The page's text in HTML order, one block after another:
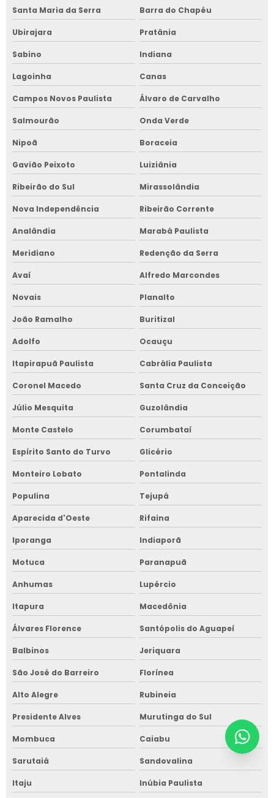
Santa Maria da Serra Barra do Chapéu
Ubirajara Pratânia
Sabino Indiana
Lagoinha Canas
Campos Novos Paulista Álvaro de Carvalho
Salmourão Onda Verde
Nipoã Boraceia
Gavião Peixoto Luiziânia
Ribeirão do Sul Mirassolândia
Nova Independência Ribeirão Corrente
Analândia Marabá Paulista
Meridiano Redenção da Serra
Avaí Alfredo Marcondes
Novais Planalto
João Ramalho Buritizal
Adolfo Ocauçu
Itapirapuã Paulista Cabrália Paulista
Coronel Macedo Santa Cruz da Conceição
Júlio Mesquita Guzolândia
Monte Castelo Corumbataí
Espírito Santo do Turvo Glicério
Monteiro Lobato Pontalinda
Populina Tejupá
Aparecida d'Oeste Rifaina
Iporanga Indiaporã
Motuca Paranapuã
Anhumas Lupércio
Itapura Macedônia
Álvares Florence Santópolis do Aguapeí
Balbinos Jeriquara
São José do Barreiro Florínea
Alto Alegre Rubineia
Presidente Alves Murutinga do Sul
Mombuca Caiabu
Sarutaiá Sandovalina
Itaju Inúbia Paulista